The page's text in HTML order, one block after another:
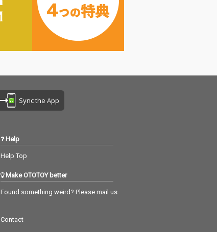
Sync the App
Help
Help Top
Make OTOTOY better
Found something weird? Please mail us
Contact